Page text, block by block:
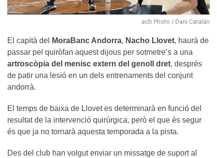
acb Photo / Dani Catalán
El capità del MoraBanc Andorra, Nacho Llovet, haurà de
passar pel quiròfan aquest dijous per sotmetre’s a una
artroscòpia del menisc extern del genoll dret, després
de patir una lesió en un dels entrenaments del conjunt
andorrà.
El temps de baixa de Llovet es determinarà en funció del
resultat de la intervenció quirúrgica, però el que és segur
és que ja no tornarà aquesta temporada a la pista.
Des del club han volgut enviar un missatge de suport al